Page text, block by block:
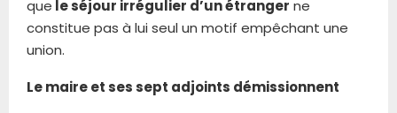
que le séjour irrégulier d’un étranger ne
constitue pas à lui seul un motif empêchant une
union.
Le maire et ses sept adjoints démissionnent